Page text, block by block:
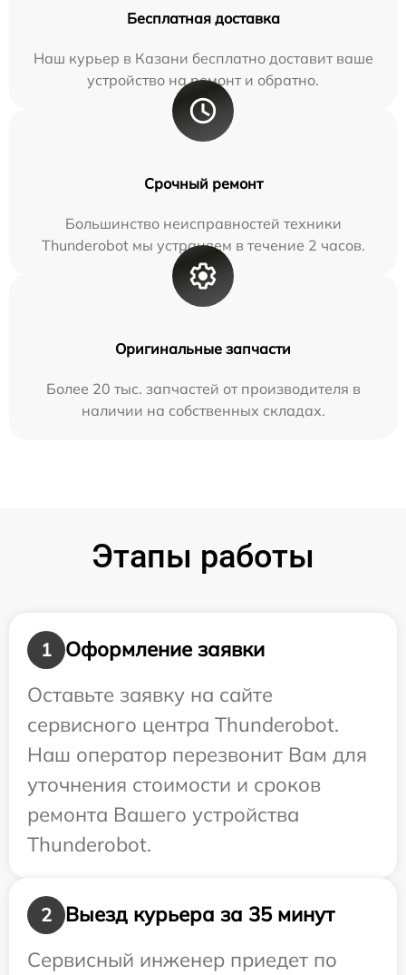
Бесплатная доставка
Наш курьер в Казани бесплатно доставит ваше
устройство на ремонт и обратно.
Срочный ремонт
Большинство неисправностей техники
Thunderobot мы устраняем в течение 2 часов.
Оригинальные запчасти
Более 20 тыс. запчастей от производителя в
наличии на собственных складах.
Этапы работы
1
Оформление заявки
Оставьте заявку на сайте
сервисного центра Thunderobot.
Наш оператор перезвонит Вам для
уточнения стоимости и сроков
ремонта Вашего устройства
Thunderobot.
2
Выезд курьера за 35 минут
Сервисный инженер приедет по